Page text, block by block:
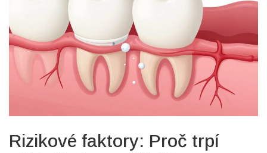
Rizikové faktory: Proč trpí